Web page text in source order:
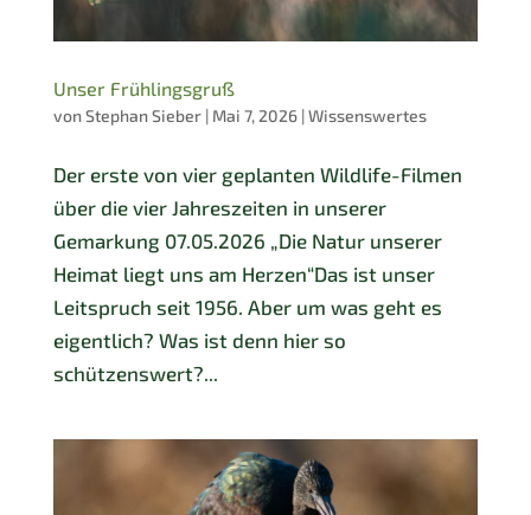
Unser Frühlingsgruß
vonStephan Sieber| Mai 7, 2026|Wissenswertes
Der erste von vier geplanten Wildlife-Filmen
über die vier Jahreszeiten in unserer
Gemarkung 07.05.2026 „Die Natur unserer
Heimat liegt uns am Herzen“Das ist unser
Leitspruch seit 1956. Aber um was geht es
eigentlich? Was ist denn hier so
schützenswert?...